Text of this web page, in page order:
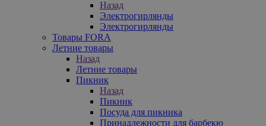
Назад
Электрогирлянды
Электрогирлянды
Товары FORA
Летние товары
Назад
Летние товары
Пикник
Назад
Пикник
Посуда для пикника
Принадлежности для барбекю